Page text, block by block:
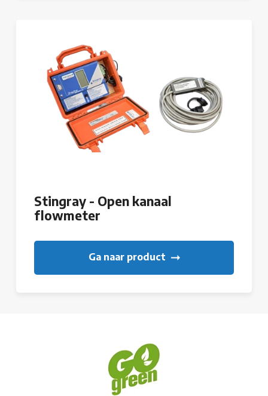
Stingray - Open kanaal
flowmeter
Ga naar product